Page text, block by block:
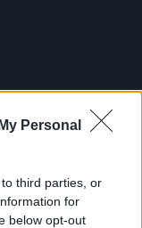
Personal
third parties, or
for
below opt-out